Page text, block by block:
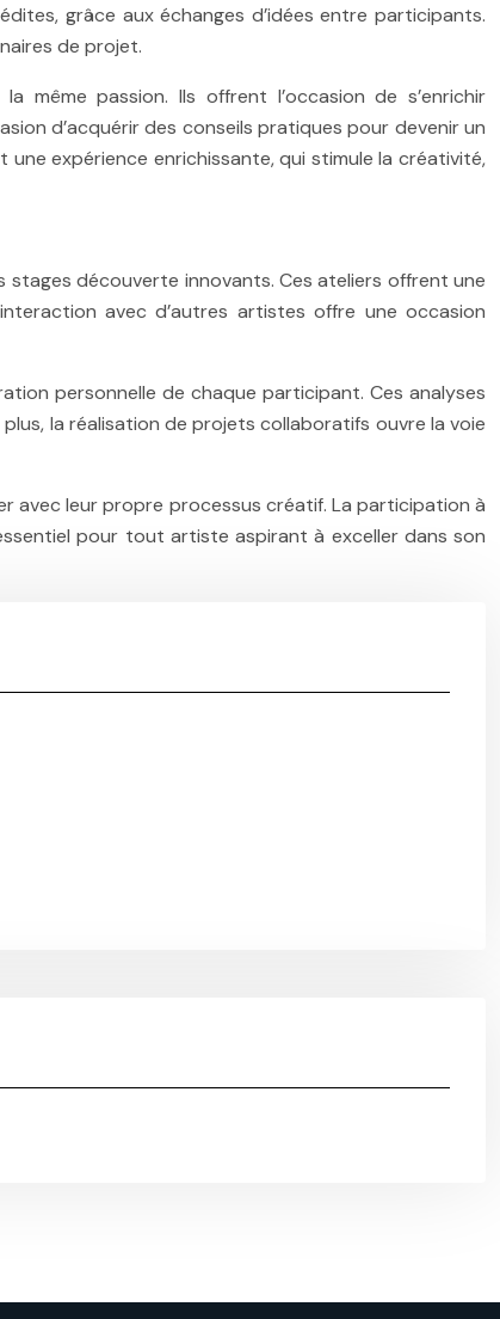
grâce aux échanges d’idées entre participants.
de projet.
passion. Ils offrent l’occasion de s’enrichir
d’acquérir des conseils pratiques pour devenir un
expérience enrichissante, qui stimule la créativité,
stages découverte innovants. Ces ateliers offrent une
avec d’autres artistes offre une occasion
personnelle de chaque participant. Ces analyses
la réalisation de projets collaboratifs ouvre la voie
avec leur propre processus créatif. La participation à
pour tout artiste aspirant à exceller dans son